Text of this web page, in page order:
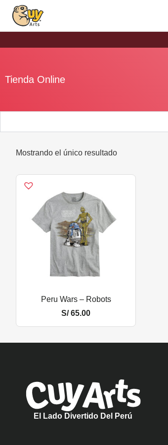
Tienda Online
Mostrando el único resultado
Peru Wars – Robots
S/65.00
El Lado Divertido Del Perú